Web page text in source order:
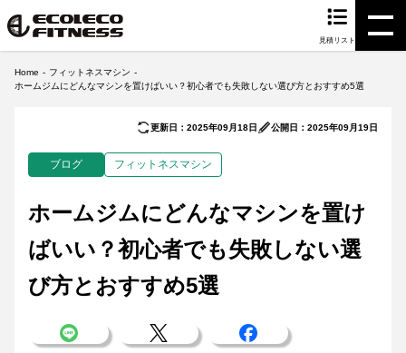
見積リスト
Home
フィットネスマシン
ホームジムにどんなマシンを置けばいい？初心者でも失敗しない選び方とおすすめ5選
更新日：2025年09月18日 公開日：2025年09月19日
ブログ フィットネスマシン
ホームジムにどんなマシンを置け
ばいい？初心者でも失敗しない選
び方とおすすめ5選